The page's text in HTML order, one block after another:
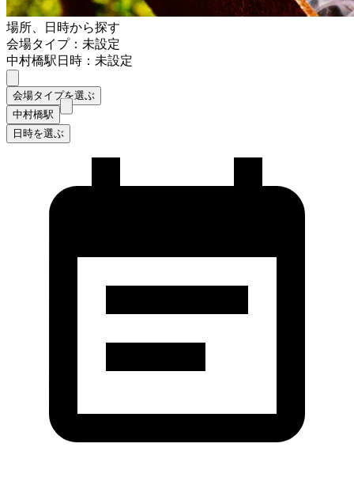
場所、日時から探す
会場タイプ：未設定
中村橋駅日時：未設定
会場タイプを選ぶ
中村橋駅
日時を選ぶ